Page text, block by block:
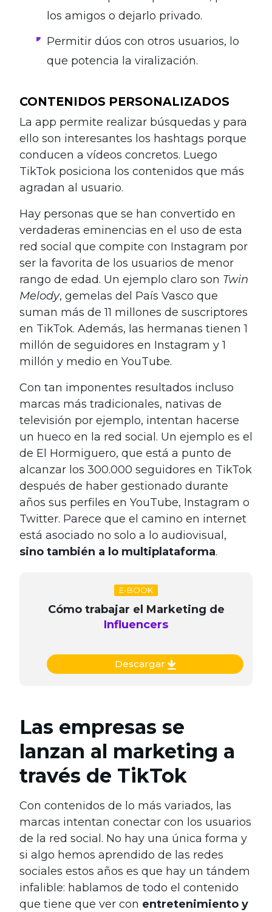
los amigos o dejarlo privado.
Permitir dúos con otros usuarios, lo
que potencia la viralización.
CONTENIDOS PERSONALIZADOS
La app permite realizar búsquedas y para
ello son interesantes los hashtags porque
conducen a vídeos concretos. Luego
TikTok posiciona los contenidos que más
agradan al usuario.
Hay personas que se han convertido en
verdaderas eminencias en el uso de esta
red social que compite con Instagram por
ser la favorita de los usuarios de menor
rango de edad. Un ejemplo claro son Twin
Melody, gemelas del País Vasco que
suman más de 11 millones de suscriptores
en TikTok. Además, las hermanas tienen 1
millón de seguidores en Instagram y 1
millón y medio en YouTube.
Con tan imponentes resultados incluso
marcas más tradicionales, nativas de
televisión por ejemplo, intentan hacerse
un hueco en la red social. Un ejemplo es el
de El Hormiguero, que está a punto de
alcanzar los 300.000 seguidores en TikTok
después de haber gestionado durante
años sus perfiles en YouTube, Instagram o
Twitter. Parece que el camino en internet
está asociado no solo a lo audiovisual,
sino también a lo multiplataforma.
E-BOOK
Cómo trabajar el Marketing de
Influencers
Descargar
Las empresas se
lanzan al marketing a
través de TikTok
Con contenidos de lo más variados, las
marcas intentan conectar con los usuarios
de la red social. No hay una única forma y
si algo hemos aprendido de las redes
sociales estos años es que hay un tándem
infalible: hablamos de todo el contenido
que tiene que ver con entretenimiento y